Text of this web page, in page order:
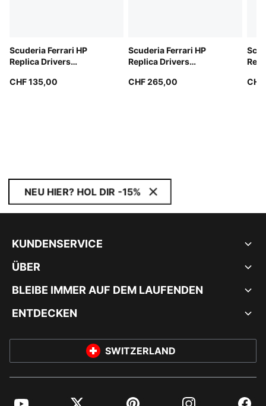
Scuderia Ferrari HP
Replica Drivers
Men
CHF 135,00
Scuderia Ferrari HP
Replica Drivers
Men
CHF 265,00
Men
NEU HIER? HOL DIR -15%
KUNDENSERVICE
ÜBER
BLEIBE IMMER AUF DEM LAUFENDEN
ENTDECKEN
SWITZERLAND